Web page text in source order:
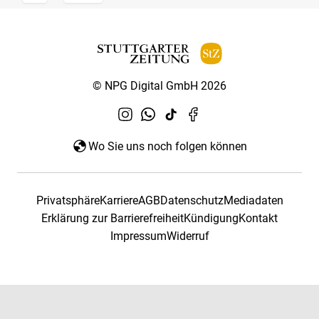
© NPG Digital GmbH 2026
Wo Sie uns noch folgen können
PrivatsphäreKarriereAGBDatenschutzMediadaten
Erklärung zur BarrierefreiheitKündigungKontakt
ImpressumWiderruf